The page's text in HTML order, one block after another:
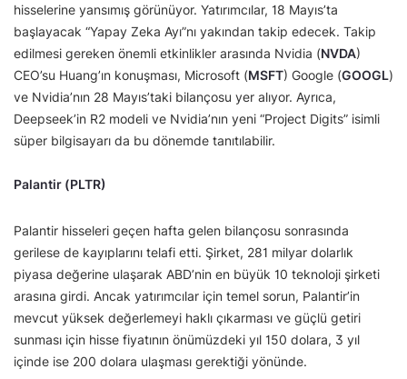
hisselerine yansımış görünüyor. Yatırımcılar, 18 Mayıs’ta
başlayacak “Yapay Zeka Ayı”nı yakından takip edecek. Takip
edilmesi gereken önemli etkinlikler arasında Nvidia (NVDA)
CEO’su Huang’ın konuşması, Microsoft (MSFT) Google (GOOGL)
ve Nvidia’nın 28 Mayıs’taki bilançosu yer alıyor. Ayrıca,
Deepseek’in R2 modeli ve Nvidia’nın yeni “Project Digits” isimli
süper bilgisayarı da bu dönemde tanıtılabilir.
Palantir (PLTR)
Palantir hisseleri geçen hafta gelen bilançosu sonrasında
gerilese de kayıplarını telafi etti. Şirket, 281 milyar dolarlık
piyasa değerine ulaşarak ABD’nin en büyük 10 teknoloji şirketi
arasına girdi. Ancak yatırımcılar için temel sorun, Palantir’in
mevcut yüksek değerlemeyi haklı çıkarması ve güçlü getiri
sunması için hisse fiyatının önümüzdeki yıl 150 dolara, 3 yıl
içinde ise 200 dolara ulaşması gerektiği yönünde.